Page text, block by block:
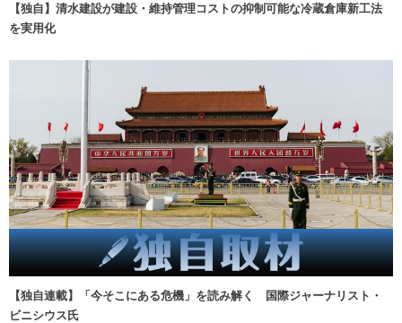
【独自】清水建設が建設・維持管理コストの抑制可能な冷蔵倉庫新工法
を実用化
【独自連載】「今そこにある危機」を読み解く 国際ジャーナリスト・
ビニシウス氏